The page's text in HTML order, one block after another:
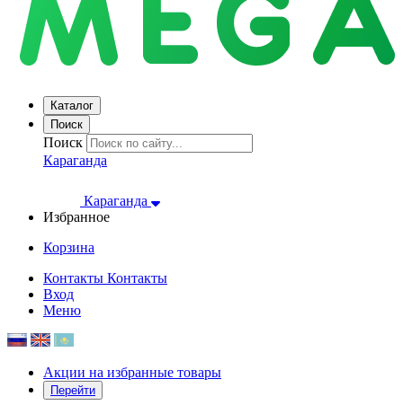
Каталог
Поиск
Поиск
Караганда
Караганда
Избранное
Корзина
Контакты Контакты
Вход
Меню
Акции на избранные товары
Перейти